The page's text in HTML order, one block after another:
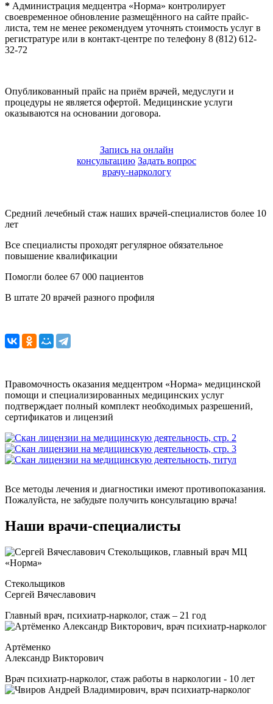
* Администрация медцентра «Норма» контролирует
своевременное обновление размещённого на сайте прайс-
листа, тем не менее рекомендуем уточнять стоимость услуг в
регистратуре или в контакт-центре по телефону 8 (812) 612-
32-72
Опубликованный прайс на приём врачей, медуслуги и
процедуры не является офертой. Медицинские услуги
оказываются на основании договора.
Запись на онлайн
консультацию Задать вопрос
врачу-наркологу
Средний лечебный стаж наших врачей-специалистов более 10
лет
Все специалисты проходят регулярное обязательное
повышение квалификации
Помогли более 67 000 пациентов
В штате 20 врачей разного профиля
Правомочность оказания медцентром «Норма» медицинской
помощи и специализированных медицинских услуг
подтверждает полный комплект необходимых разрешений,
сертификатов и лицензий
Все методы лечения и диагностики имеют противопоказания.
Пожалуйста, не забудьте получить консультацию врача!
Наши врачи-специалисты
Стекольщиков
Сергей Вячеславович
Главный врач, психиатр-нарколог, стаж – 21 год
Артёменко
Александр Викторович
Врач психиатр-нарколог, стаж работы в наркологии - 10 лет